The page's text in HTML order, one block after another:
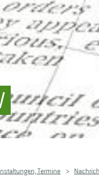
Termine